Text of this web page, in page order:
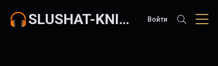
SLUSHAT-KNIGI.COM Войти